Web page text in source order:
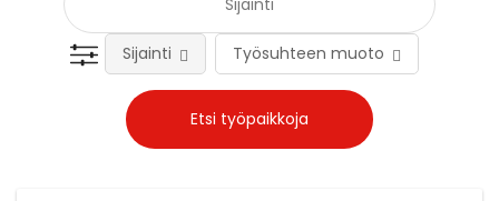
Työsuhteen muoto
Sijainti